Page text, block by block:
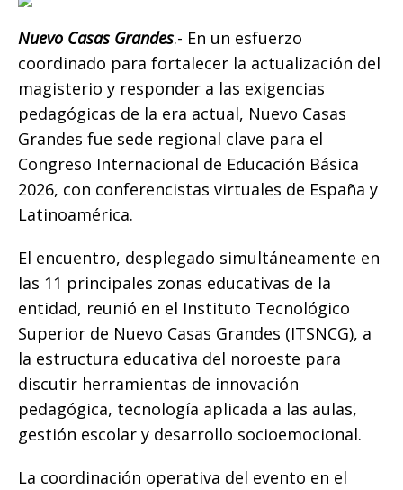
o
o
k
p
p
g
e
r
n
k
ti
r
Nuevo Casas Grandes.- En un esfuerzo
coordinado para fortalecer la actualización del
magisterio y responder a las exigencias
pedagógicas de la era actual, Nuevo Casas
Grandes fue sede regional clave para el
Congreso Internacional de Educación Básica
2026, con conferencistas virtuales de España y
Latinoamérica.
El encuentro, desplegado simultáneamente en
las 11 principales zonas educativas de la
entidad, reunió en el Instituto Tecnológico
Superior de Nuevo Casas Grandes (ITSNCG), a
la estructura educativa del noroeste para
discutir herramientas de innovación
pedagógica, tecnología aplicada a las aulas,
gestión escolar y desarrollo socioemocional.
​La coordinación operativa del evento en el